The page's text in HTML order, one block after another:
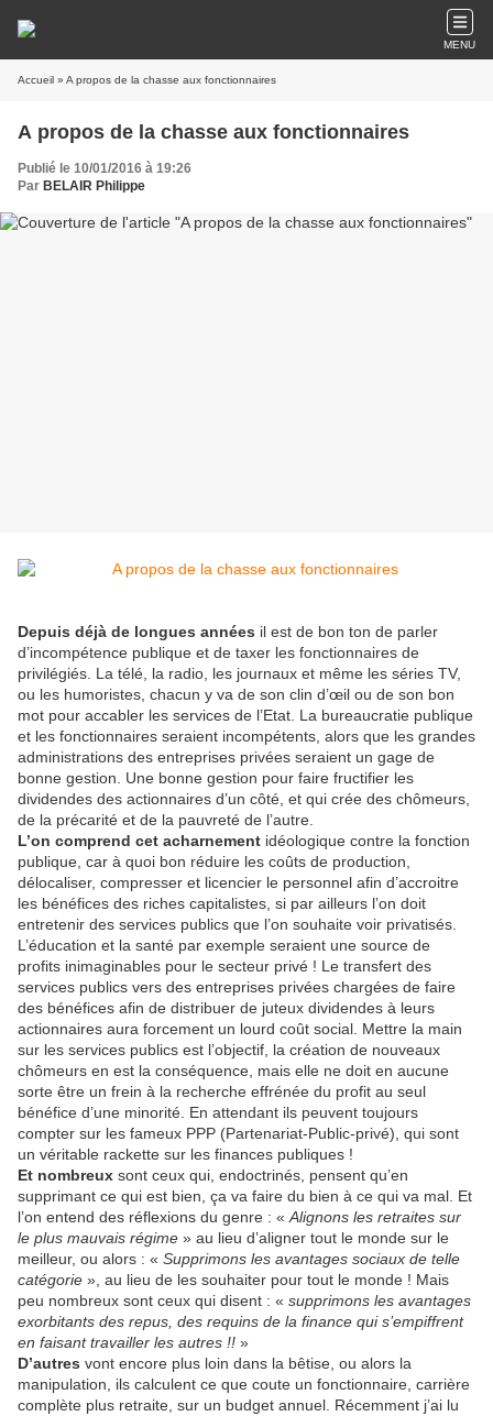
MENU
Accueil » A propos de la chasse aux fonctionnaires
A propos de la chasse aux fonctionnaires
Publié le 10/01/2016 à 19:26
Par BELAIR Philippe
Depuis déjà de longues années il est de bon ton de parler
d’incompétence publique et de taxer les fonctionnaires de
privilégiés. La télé, la radio, les journaux et même les séries TV,
ou les humoristes, chacun y va de son clin d’œil ou de son bon
mot pour accabler les services de l’Etat. La bureaucratie publique
et les fonctionnaires seraient incompétents, alors que les grandes
administrations des entreprises privées seraient un gage de
bonne gestion. Une bonne gestion pour faire fructifier les
dividendes des actionnaires d’un côté, et qui crée des chômeurs,
de la précarité et de la pauvreté de l’autre.
L’on comprend cet acharnement idéologique contre la fonction
publique, car à quoi bon réduire les coûts de production,
délocaliser, compresser et licencier le personnel afin d’accroitre
les bénéfices des riches capitalistes, si par ailleurs l’on doit
entretenir des services publics que l’on souhaite voir privatisés.
L’éducation et la santé par exemple seraient une source de
profits inimaginables pour le secteur privé ! Le transfert des
services publics vers des entreprises privées chargées de faire
des bénéfices afin de distribuer de juteux dividendes à leurs
actionnaires aura forcement un lourd coût social. Mettre la main
sur les services publics est l’objectif, la création de nouveaux
chômeurs en est la conséquence, mais elle ne doit en aucune
sorte être un frein à la recherche effrénée du profit au seul
bénéfice d’une minorité. En attendant ils peuvent toujours
compter sur les fameux PPP (Partenariat-Public-privé), qui sont
un véritable rackette sur les finances publiques !
Et nombreux sont ceux qui, endoctrinés, pensent qu’en
supprimant ce qui est bien, ça va faire du bien à ce qui va mal. Et
l’on entend des réflexions du genre : « Alignons les retraites sur
le plus mauvais régime » au lieu d’aligner tout le monde sur le
meilleur, ou alors : « Supprimons les avantages sociaux de telle
catégorie », au lieu de les souhaiter pour tout le monde ! Mais
peu nombreux sont ceux qui disent : « supprimons les avantages
exorbitants des repus, des requins de la finance qui s’empiffrent
en faisant travailler les autres !! »
D’autres vont encore plus loin dans la bêtise, ou alors la
manipulation, ils calculent ce que coute un fonctionnaire, carrière
complète plus retraite, sur un budget annuel. Récemment j’ai lu